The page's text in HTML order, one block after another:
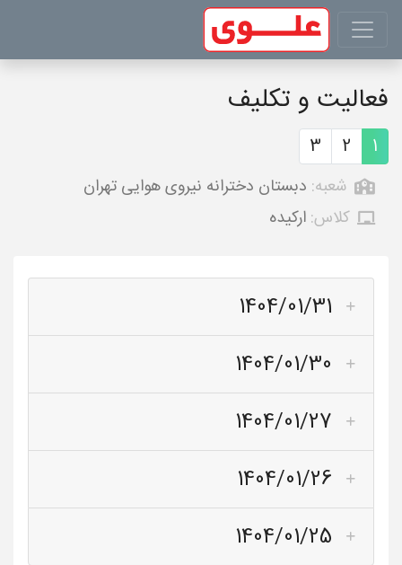
فعالیت و تکلیف
1
2
3
شعبه: دبستان دخترانه نیروی هوایی تهران
کلاس: ارکیده
1404/01/31
1404/01/30
1404/01/27
1404/01/26
1404/01/25